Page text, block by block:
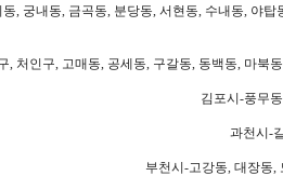
, 궁내동, 금곡동, 분당동, 서현동, 수내동, 야
, 처인구, 고매동, 공세동, 구갈동, 동백동, 마북
김포시-풍무
과천시-
부천시-고강동, 대장동,